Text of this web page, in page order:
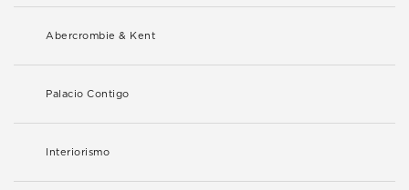
Abercrombie & Kent
Palacio Contigo
Interiorismo